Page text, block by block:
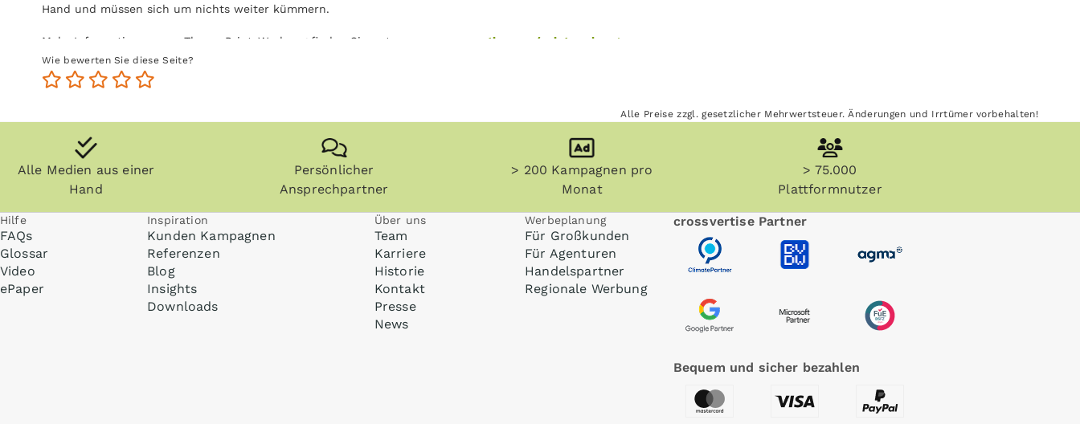
Hand und müssen sich um nichts weiter kümmern.
Mehr Informationen zum Thema Print-Werbung finden Sie unter www.crossvertise.com/printwerbung
Wie bewerten Sie diese Seite?
Alle Preise zzgl. gesetzlicher Mehrwertsteuer. Änderungen und Irrtümer vorbehalten!
Alle Medien aus einer
Hand
Persönlicher
Ansprechpartner
> 200 Kampagnen pro
Monat
> 75.000
Plattformnutzer
Hilfe
FAQs
Glossar
Video
ePaper
Inspiration
Kunden Kampagnen
Referenzen
Blog
Insights
Downloads
Über uns
Team
Karriere
Historie
Kontakt
Presse
News
Werbeplanung
Für Großkunden
Für Agenturen
Handelspartner
Regionale Werbung
crossvertise Partner
Bequem und sicher bezahlen